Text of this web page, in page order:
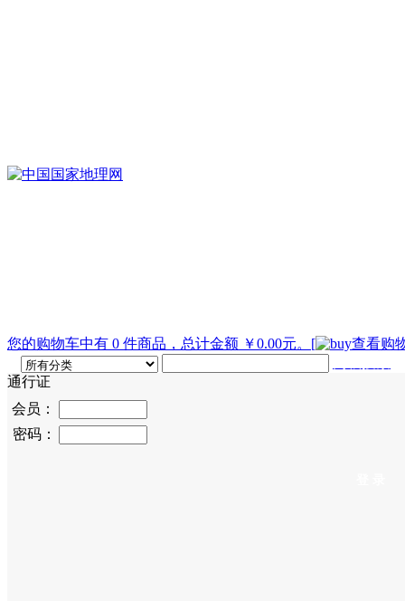
您的购物车中有 0 件商品，总计金额 ￥0.00元。 [
查看购
通行证
会员：
密码：